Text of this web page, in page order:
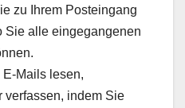
zu Ihrem Posteingang
Sie alle eingegangenen
Mails lesen,
verfassen, indem Sie